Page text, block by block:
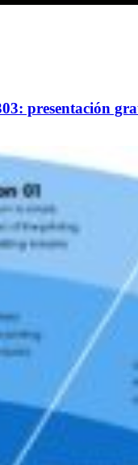
presentación